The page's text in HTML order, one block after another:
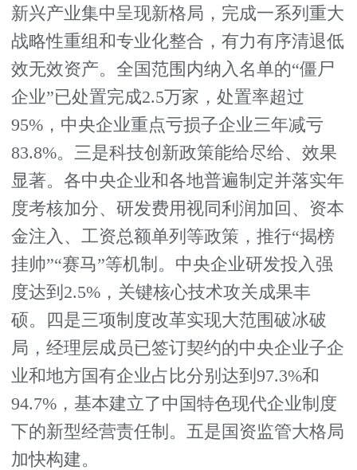
新兴产业集中呈现新格局，完成一系列重大
战略性重组和专业化整合，有力有序清退低
效无效资产。全国范围内纳入名单的“僵尸
企业”已处置完成2.5万家，处置率超过
95%，中央企业重点亏损子企业三年减亏
83.8%。三是科技创新政策能给尽给、效果
显著。各中央企业和各地普遍制定并落实年
度考核加分、研发费用视同利润加回、资本
金注入、工资总额单列等政策，推行“揭榜
挂帅”“赛马”等机制。中央企业研发投入强
度达到2.5%，关键核心技术攻关成果丰
硕。四是三项制度改革实现大范围破冰破
局，经理层成员已签订契约的中央企业子企
业和地方国有企业占比分别达到97.3%和
94.7%，基本建立了中国特色现代企业制度
下的新型经营责任制。五是国资监管大格局
加快构建。